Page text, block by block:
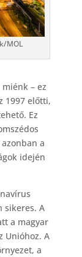
MOL
– ez
1997 előtti,
Ez
a
idején
sikeres. A
a magyar
Unióhoz. A
a